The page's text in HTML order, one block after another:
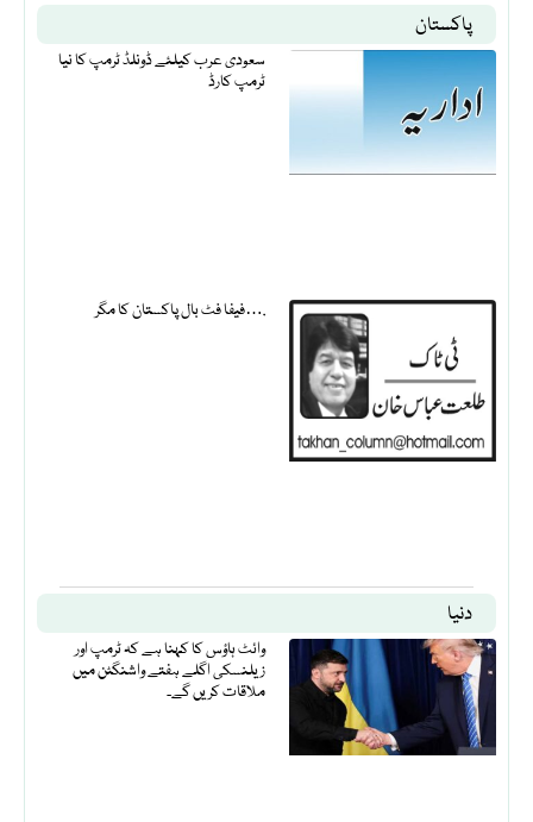
پاکستان
سعودی عرب کیلئے ڈونلڈ ٹرمپ کا نیا
ٹرمپ کارڈ
فیفا فٹ بال پاکستان کا مگر….
دنیا
وائٹ ہاؤس کا کہنا ہے کہ ٹرمپ اور
زیلنسکی اگلے ہفتے واشنگٹن میں
ملاقات کریں گے۔